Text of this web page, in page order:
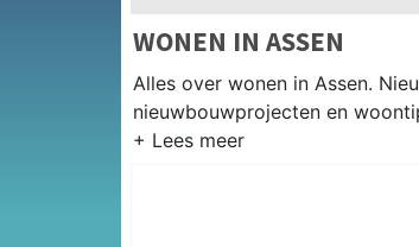
WONEN IN ASSEN
Alles over wonen in Assen.
nieuwbouwprojecten en